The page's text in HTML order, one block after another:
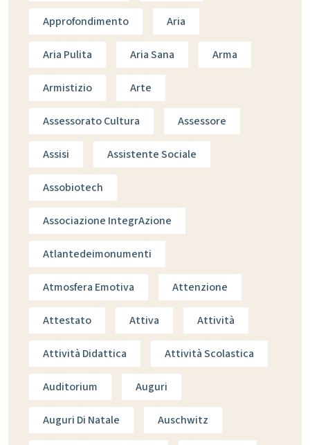
Approfondimento Aria
Aria Pulita Aria Sana Arma
Armistizio Arte
Assessorato Cultura Assessore
Assisi Assistente Sociale
Assobiotech
Associazione IntegrAzione
Atlantedeimonumenti
Atmosfera Emotiva Attenzione
Attestato Attiva Attività
Attività Didattica Attività Scolastica
Auditorium Auguri
Auguri Di Natale Auschwitz